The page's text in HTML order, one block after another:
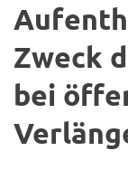
Zweck
bei